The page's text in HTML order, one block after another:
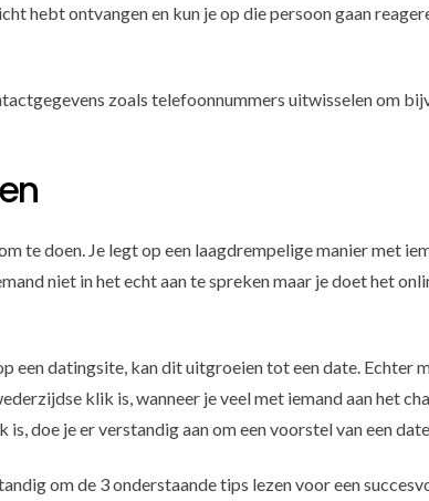
hebt ontvangen en kun je op die persoon gaan
zoals telefoonnummers uitwisselen om
te doen. Je legt op een laagdrempelige manier met
niet in het echt aan te spreken maar je doet het
een datingsite, kan dit uitgroeien tot een date. Echter
klik is, wanneer je veel met iemand aan het
doe je er verstandig aan om een voorstel van een
om de 3 onderstaande tips lezen voor een